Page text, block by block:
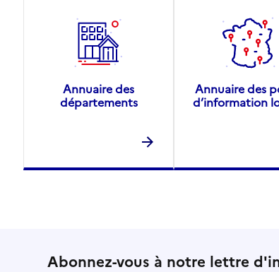
Annuaire des
départements
Annuaire des
d’information
Abonnez-vous à notre lettre